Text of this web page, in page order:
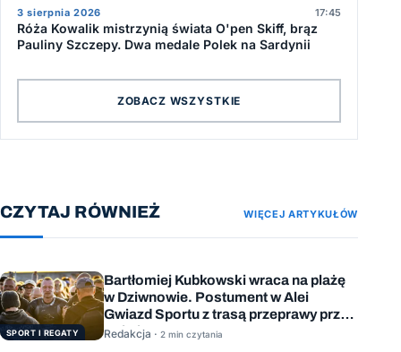
3 sierpnia 2026 17:45
Róża Kowalik mistrzynią świata O'pen Skiff, brąz
Pauliny Szczepy. Dwa medale Polek na Sardynii
ZOBACZ WSZYSTKIE
CZYTAJ RÓWNIEŻ WIĘCEJ ARTYKUŁÓW
SPORT I REGATY
Bartłomiej Kubkowski wraca na plażę
w Dziwnowie. Postument w Alei
Gwiazd Sportu z trasą przeprawy przez
Bałtyk
Redakcja · 2 min czytania